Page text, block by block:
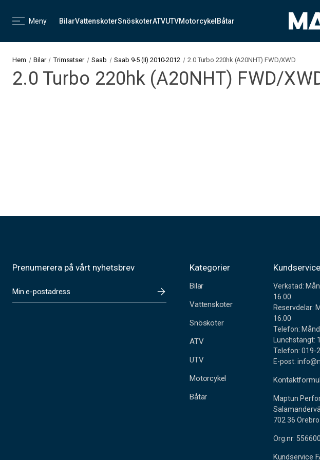
Meny BilarVattenskoterSnöskoterATVUTVMotorcykel Båtar
Hem Bilar Trimsatser Saab Saab 9-5 (II) 2010-2012 2.0 Turbo 220hk (A20NHT) FWD/XWD
2.0 Turbo 220hk (A20NHT) FWD/
Prenumerera på vårt nyhetsbrev
-
Kategorier
Bilar
Vattenskoter
Snöskoter
ATV
UTV
Motorcykel
Båtar
Kundservice
Verkstad:
16.00
Reservdelar:
16.00
Telefon:
Lunchstängt:
Telefon: 019-
E-post:
Maptun
702 36 Örebro
Org.nr:
Kundservice